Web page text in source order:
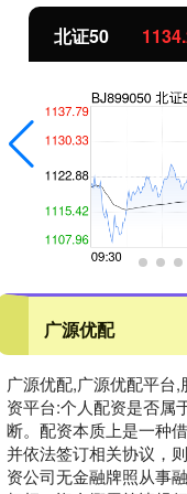
北证50
广源优配
广源优配,广源优配平台
资平台:个人配资是否属
断。配资本质上是一种
并依法签订相关协议，
资公司无金融牌照从事